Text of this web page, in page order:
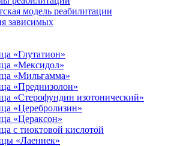
модель реабилитации
зависимых
«Глутатион»
«Мексидол»
«Мильгамма»
«Преднизолон»
«Стерофундин изотонический»
«Церебролизин»
«Цераксон»
с тиоктовой кислотой
«Лаеннек»